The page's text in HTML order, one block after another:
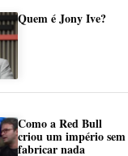
Quem é Jony Ive?
Como a Red Bull
criou um império sem
fabricar nada